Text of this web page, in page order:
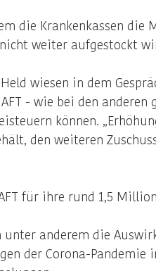
die Krankenkassen
weiter aufgestockt
wiesen in dem
- wie bei den
können.
den weiteren
für ihre rund 1,5
anderem die
der Corona-